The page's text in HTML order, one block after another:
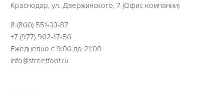
Краснодар, ул. Дзержинского, 7 (Офис компании)
8 (800) 551-33-87
+7 (977) 902-17-50
Ежедневно с 9:00 до 21:00
info@streetfoot.ru